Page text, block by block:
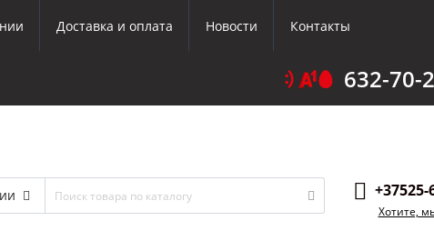
Доставка и оплата Новости Контакты
632-70-
+37525-
Хотите,